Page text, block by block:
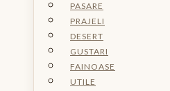
PASARE
PRAJELI
DESERT
GUSTARI
FAINOASE
UTILE